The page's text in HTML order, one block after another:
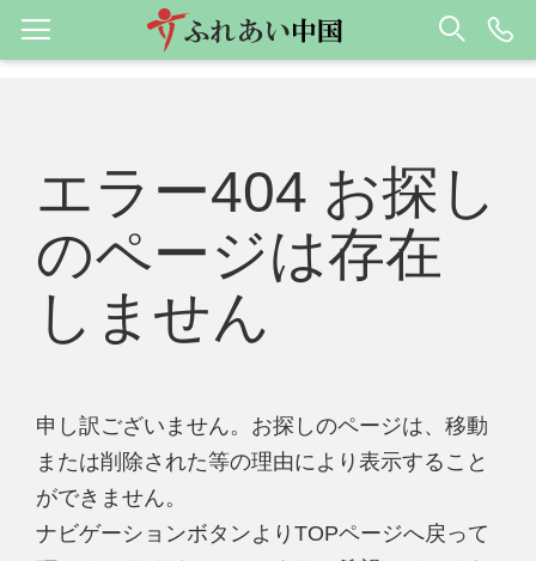
エラー404 お探し
のページは存在
しません
申し訳ございません。お探しのページは、移動
または削除された等の理由により表示すること
ができません。
ナビゲーションボタンよりTOPページへ戻って